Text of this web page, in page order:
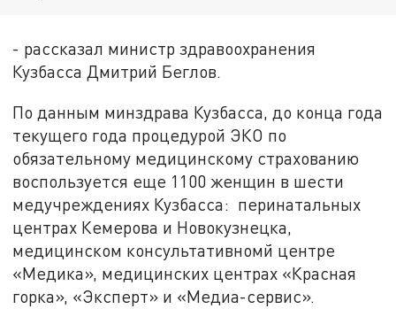
- рассказал министр здравоохранения
Кузбасса Дмитрий Беглов.
По данным минздрава Кузбасса, до конца года
текущего года процедурой ЭКО по
обязательному медицинскому страхованию
воспользуется еще 1100 женщин в шести
медучреждениях Кузбасса: перинатальных
центрах Кемерова и Новокузнецка,
медицинском консультативномй центре
«Медика», медицинских центрах «Красная
горка», «Эксперт» и «Медиа-сервис».